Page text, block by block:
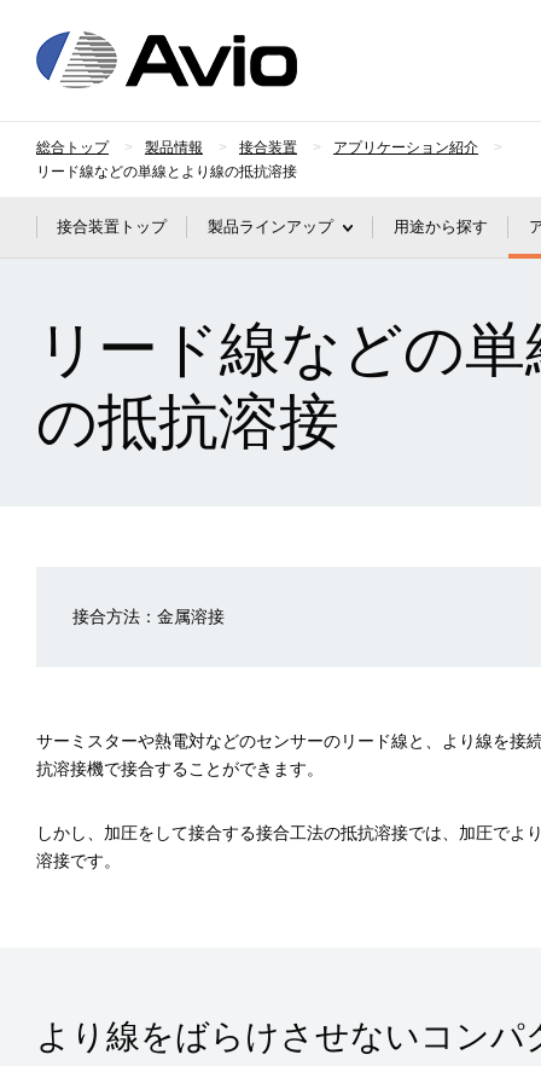
総合トップ 製品情報 接合装置
アプリケーション紹介
リード線などの単線とより線の抵抗溶接
接合装置トップ 製品ラインアップ 用途から探す
リード線などの
の抵抗溶接
接合方法：金属溶接
サーミスターや熱電対などのセンサーのリード線と、より線を
抗溶接機で接合することができます。
しかし、加圧をして接合する接合工法の抵抗溶接では、加圧で
溶接です。
より線をばらけさせないコンパ